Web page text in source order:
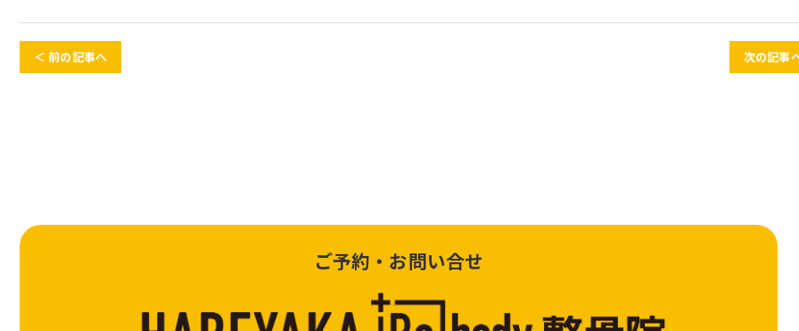
＜ 前の記事へ 次の記事
ご予約・お問い合せ